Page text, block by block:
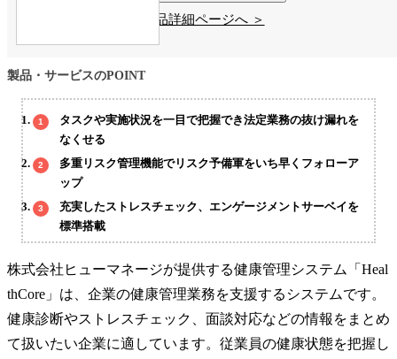
製品詳細ページへ ＞
製品・サービスのPOINT
タスクや実施状況を一目で把握でき法定業務の抜け漏れを
なくせる
多重リスク管理機能でリスク予備軍をいち早くフォローア
ップ
充実したストレスチェック、エンゲージメントサーベイを
標準搭載
株式会社ヒューマネージが提供する健康管理システム「Heal
thCore」は、企業の健康管理業務を支援するシステムです。
健康診断やストレスチェック、面談対応などの情報をまとめ
て扱いたい企業に適しています。従業員の健康状態を把握し